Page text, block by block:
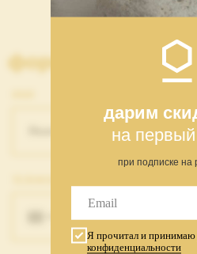
форма обратной
+7
дарим
на первый
при подписке на
Я прочитал и принимаю
конфиденциальности